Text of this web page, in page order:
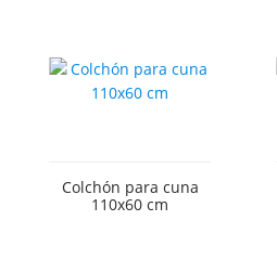
Colchón para cuna
110x60 cm